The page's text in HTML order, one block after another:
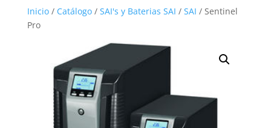
Inicio/ Catálogo/ SAI's y Baterias SAI / SAI / Sentinel
Pro